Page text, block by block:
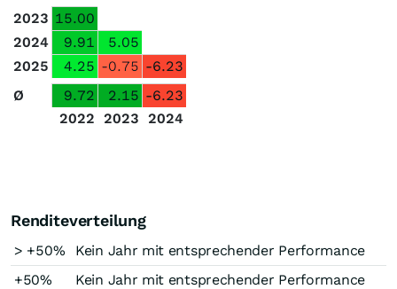
2023 15.00
2024
9.91
5.05
2025
4.25 -0.75 -6.23
Ø
9.72 2.15 -6.23
2022 2023 2024
Renditeverteilung
> +50%
Kein Jahr mit entsprechender Performance
+50%
Kein Jahr mit entsprechender Performance